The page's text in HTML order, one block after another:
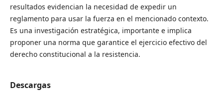
resultados evidencian la necesidad de expedir un
reglamento para usar la fuerza en el mencionado contexto.
Es una investigación estratégica, importante e implica
proponer una norma que garantice el ejercicio efectivo del
derecho constitucional a la resistencia.
Descargas